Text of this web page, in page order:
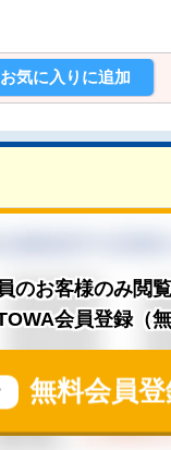
お気に入りに追加
お客様のみ閲覧
会員登録（無
無料会員登